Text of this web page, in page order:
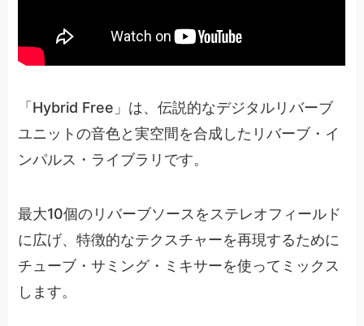
「Hybrid Free」は、伝説的なデジタルリバーブ
ユニットの音色と実空間を合成したリバーブ・イ
ンパルス・ライブラリです。
最大10個のリバーブソースをステレオフィールド
に広げ、特徴的なテクスチャーを再現するために
チューブ・サミング・ミキサーを使ってミックス
します。